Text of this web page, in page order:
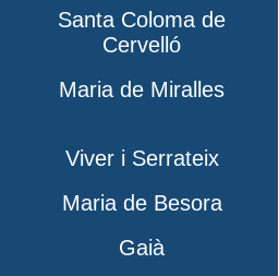
Santa Coloma de
Cervelló
Maria de Miralles
Viver i Serrateix
Maria de Besora
Gaià